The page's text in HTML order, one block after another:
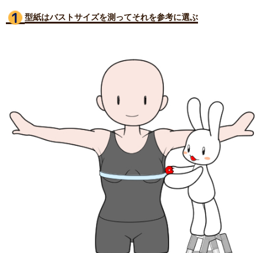
型紙はバストサイズを測ってそれを参考に選ぶ